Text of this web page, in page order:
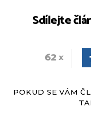
Sdílejte
62
POKUD SE VÁM